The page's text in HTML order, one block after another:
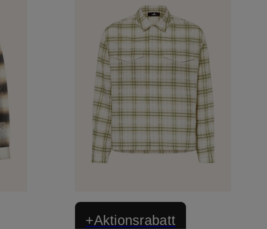
+Aktionsrabatt